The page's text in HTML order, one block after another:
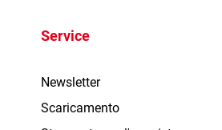
Service
Newsletter
Scaricamento